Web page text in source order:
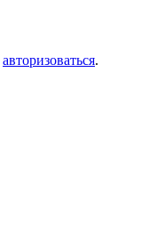
авторизоваться.